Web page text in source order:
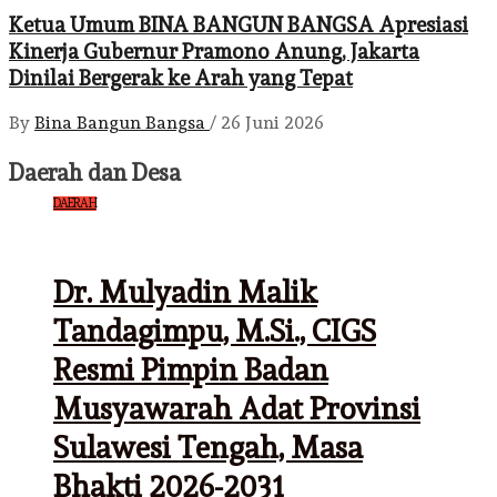
Ketua Umum BINA BANGUN BANGSA Apresiasi
Kinerja Gubernur Pramono Anung, Jakarta
Dinilai Bergerak ke Arah yang Tepat
By Bina Bangun Bangsa / 26 Juni 2026
Daerah dan Desa
DAERAH
Dr. Mulyadin Malik
Tandagimpu, M.Si., CIGS
Resmi Pimpin Badan
Musyawarah Adat Provinsi
Sulawesi Tengah, Masa
Bhakti 2026-2031